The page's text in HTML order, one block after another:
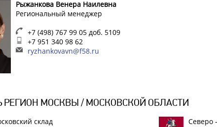
Рыжанкова Венера Наилевна
Региональный менеджер
+7 (498) 767 99 05 доб. 5109
+7 951 340 98 62
ryzhankovavn@f58.ru
РЕГИОН МОСКВЫ / МОСКОВСКОЙ ОБЛАСТИ
склад
Северо